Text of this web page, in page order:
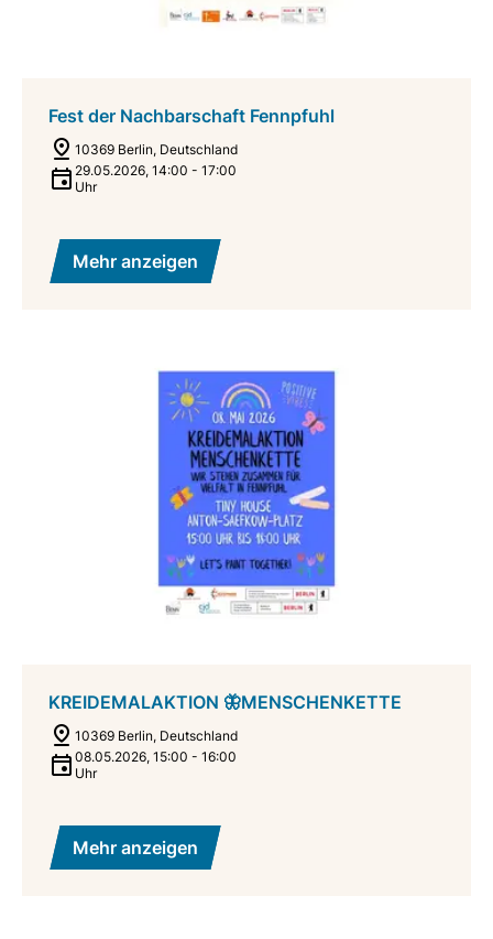
Fest der Nachbarschaft Fennpfuhl
10369 Berlin, Deutschland
29.05.2026, 14:00 - 17:00
Uhr
Mehr anzeigen
KREIDEMALAKTION 🦋MENSCHENKETTE
10369 Berlin, Deutschland
08.05.2026, 15:00 - 16:00
Uhr
Mehr anzeigen